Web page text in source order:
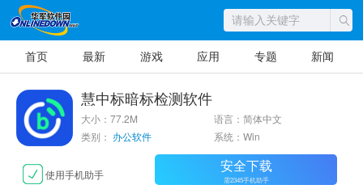
首页 最新 游戏 应用 专题 新闻
慧中标暗标检测软件
大小：77.2M
语言：简体中文
类别： 办公软件 系统：Win
使用手机助手 安全下载
需2345手机助手